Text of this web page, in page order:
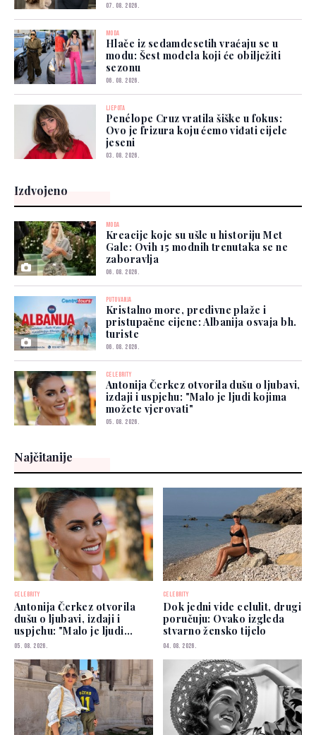
07. 08. 2026.
MODA
Hlače iz sedamdesetih vraćaju se u
modu: Šest modela koji će obilježiti
sezonu
06. 08. 2026.
LJEPOTA
Penélope Cruz vratila šiške u fokus:
Ovo je frizura koju ćemo viđati cijele
jeseni
03. 08. 2026.
Izdvojeno
MODA
Kreacije koje su ušle u historiju Met
Gale: Ovih 15 modnih trenutaka se ne
zaboravlja
06. 08. 2026.
PUTOVANJA
Kristalno more, predivne plaže i
pristupačne cijene: Albanija osvaja bh.
turiste
06. 08. 2026.
CELEBRITY
Antonija Čerkez otvorila dušu o ljubavi,
izdaji i uspjehu: "Malo je ljudi kojima
možete vjerovati"
05. 08. 2026.
Najčitanije
CELEBRITY
Antonija Čerkez otvorila
dušu o ljubavi, izdaji i
uspjehu: "Malo je ljudi
kojima možete vjerovati"
05. 08. 2026.
CELEBRITY
Dok jedni vide celulit, drugi
poručuju: Ovako izgleda
stvarno žensko tijelo
04. 08. 2026.